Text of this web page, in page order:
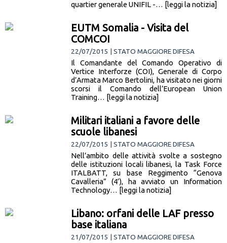
quartier generale UNIFIL -… [leggi la notizia]
EUTM Somalia - Visita del
COMCOI
22/07/2015 | STATO MAGGIORE DIFESA
Il Comandante del Comando Operativo di
Vertice Interforze (COI), Generale di Corpo
d’Armata Marco Bertolini, ha visitato nei giorni
scorsi il Comando dell’European Union
Training… [leggi la notizia]
Militari italiani a favore delle
scuole libanesi
22/07/2015 | STATO MAGGIORE DIFESA
Nell’ambito delle attività svolte a sostegno
delle istituzioni locali libanesi, la Task Force
ITALBATT, su base Reggimento “Genova
Cavalleria” (4’), ha avviato un Information
Technology… [leggi la notizia]
Libano: orfani delle LAF presso
base italiana
21/07/2015 | STATO MAGGIORE DIFESA